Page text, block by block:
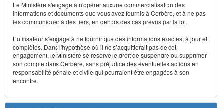
Le Ministère s'engage à n'opérer aucune commercialisation des
informations et documents que vous avez fournis à Cerbère, et à ne pas
les communiquer à des tiers, en dehors des cas prévus par la loi.
L’utilisateur s’engage à ne fournir que des informations exactes, à jour et
complètes. Dans l'hypothèse où il ne s’acquitterait pas de cet
engagement, le Ministère se réserve le droit de suspendre ou supprimer
son compte dans Cerbère, sans préjudice des éventuelles actions en
responsabilité pénale et civile qui pourraient être engagées à son
encontre.